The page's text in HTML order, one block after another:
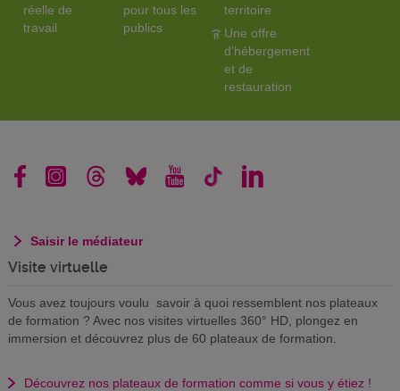
réelle de
travail
pour tous les
publics
territoire
Une offre
d'hébergement
et de
restauration
Saisir le médiateur
Visite virtuelle
Vous avez toujours voulu savoir à quoi ressemblent nos plateaux
de formation ? Avec nos visites virtuelles 360° HD, plongez en
immersion et découvrez plus de 60 plateaux de formation.
Découvrez nos plateaux de formation comme si vous y étiez !